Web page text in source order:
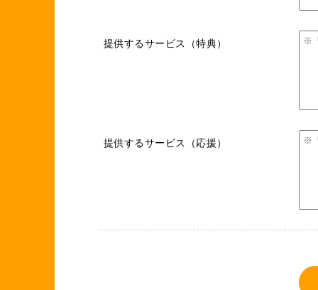
提供するサービス（特典）
提供するサービス（応援）